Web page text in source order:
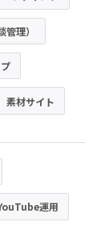
管理）
素材サイト
運用